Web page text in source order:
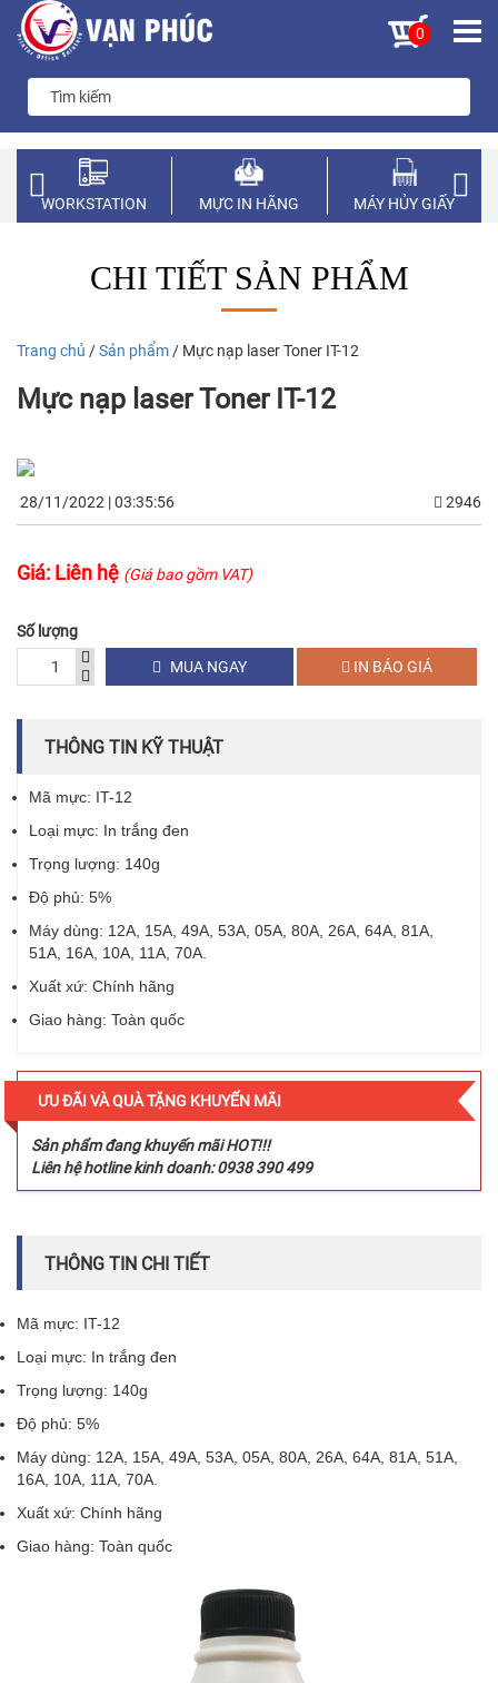
0
WORKSTATION MỰC IN HÃNG MÁY HỦY GIẤY
CHI TIẾT SẢN PHẨM
Trang chủ /Sản phẩm / Mực nạp laser Toner IT-12
Mực nạp laser Toner IT-12
28/11/2022 | 03:35:56 2946
Giá: Liên hệ (Giá bao gồm VAT)
Số lượng
MUA NGAY
IN BÁO GIÁ
THÔNG TIN KỸ THUẬT
Mã mực: IT-12
Loại mực: In trắng đen
Trọng lượng: 140g
Độ phủ: 5%
Máy dùng: 12A, 15A, 49A, 53A, 05A, 80A, 26A, 64A, 81A,
51A, 16A, 10A, 11A, 70A.
Xuất xứ: Chính hãng
Giao hàng: Toàn quốc
ƯU ĐÃI VÀ QUÀ TẶNG KHUYẾN MÃI
Sản phẩm đang khuyến mãi HOT!!!
Liên hệ hotline kinh doanh: 0938 390 499
THÔNG TIN CHI TIẾT
Mã mực: IT-12
Loại mực: In trắng đen
Trọng lượng: 140g
Độ phủ: 5%
Máy dùng: 12A, 15A, 49A, 53A, 05A, 80A, 26A, 64A, 81A, 51A,
16A, 10A, 11A, 70A.
Xuất xứ: Chính hãng
Giao hàng: Toàn quốc